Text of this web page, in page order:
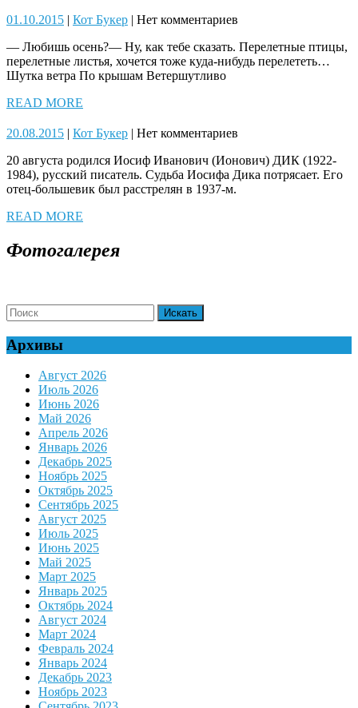
01.10.201501.10.2015
| Кот БукерКот
| Нет комментариев
— Любишь осень?— Ну, как тебе сказать. Перелетные птицы,
перелетные листья, хочется тоже куда-нибудь перелететь…
Шутка ветра По крышам Ветершутливо
READ MORE
20.08.201520.08.2015
| Кот БукерКот
| Нет комментариев
20 августа родился Иосиф Иванович (Ионович) ДИК (1922-
1984), русский писатель. Судьба Иосифа Дика потрясает. Его
отец-большевик был расстрелян в 1937-м.
READ MORE
Фотогалерея
Search
for:
Архивы
Август 2026
Июль 2026
Июнь 2026
Май 2026
Апрель 2026
Январь 2026
Декабрь 2025
Ноябрь 2025
Октябрь 2025
Сентябрь 2025
Август 2025
Июль 2025
Июнь 2025
Май 2025
Март 2025
Январь 2025
Октябрь 2024
Август 2024
Март 2024
Февраль 2024
Январь 2024
Декабрь 2023
Ноябрь 2023